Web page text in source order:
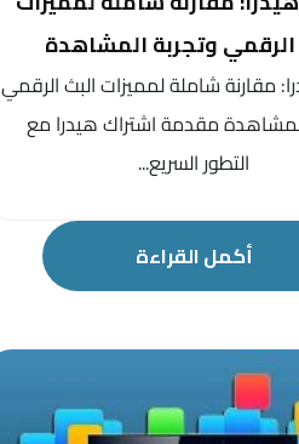
الرقمي وتجربة المشاهدة
مقارنة شاملة لمميزات البث الرقمي
مقدمة اشتراك هيدرا مع
التطور السريع...
أكمل القراءة